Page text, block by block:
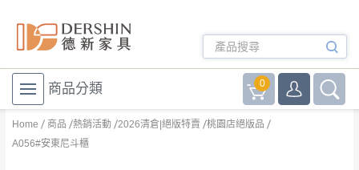
商品分類 0
Home 商品 熱銷活動 2026清倉|絕版特賣
桃園店絕版品
A056#安東尼斗櫃